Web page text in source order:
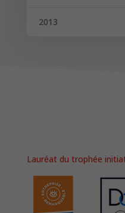
2013
Lauréat du trophée